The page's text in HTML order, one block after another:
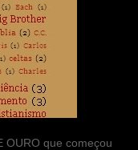
OURO que começou